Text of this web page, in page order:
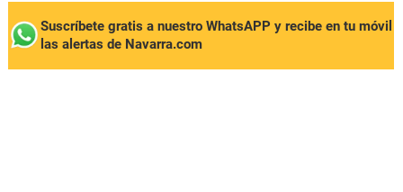
Suscríbete gratis a nuestro WhatsAPP y recibe en tu móvil
las alertas de Navarra.com